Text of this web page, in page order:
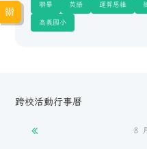
聯畢 英語 運算思維
高義國小
跨校活動行事曆
8